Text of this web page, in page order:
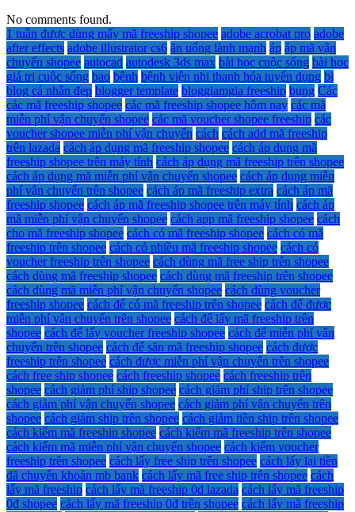
No comments found.
1 tuần được dùng mấy mã freeship shopee adobe acrobat pro adobe
after effects adobe illustrator cs6 ăn uống lành mạnh áp áp mã vận
chuyển shopee autocad autodesk 3ds max bài học cuộc sống bài học
giá trị cuộc sống bao bệnh bệnh viện nhi thanh hóa tuyển dụng bị
blog cá nhân đẹp blogger template bloggiamgia freeship bụng Các
các mã freeship shopee các mã freeship shopee hôm nay các mã
miễn phí vận chuyển shopee các mã voucher shopee freeship các
voucher shopee miễn phí vận chuyển cách cách add mã freeship
trên lazada cách áp dụng mã freeship shopee cách áp dụng mã
freeship shopee trên máy tính cách áp dụng mã freeship trên shopee
cách áp dụng mã miễn phí vận chuyển shopee cách áp dụng miễn
phí vận chuyển trên shopee cách áp mã freeship extra cách áp mã
freeship shopee cách áp mã freeship shopee trên máy tính cách áp
mã miễn phí vận chuyển shopee cách app mã freeship shopee cách
cho mã freeship shopee cách có mã freeship shopee cách có mã
freeship trên shopee cách có nhiều mã freeship shopee cách có
voucher freeship trên shopee cách dùng mã free ship trên shopee
cách dùng mã freeship shopee cách dùng mã freeship trên shopee
cách dùng mã miễn phí vận chuyển shopee cách dùng voucher
freeship shopee cách để có mã freeship trên shopee cách để được
miễn phí vận chuyển trên shopee cách để lấy mã freeship trên
shopee cách để lấy voucher freeship shopee cách để miễn phí vận
chuyển trên shopee cách để săn mã freeship shopee cách được
freeship trên shopee cách được miễn phí vận chuyển trên shopee
cách free ship shopee cách freeship shopee cách freeship trên
shopee cách giảm phí ship shopee cách giảm phí ship trên shopee
cách giảm phí vận chuyển shopee cách giảm phí vận chuyển trên
shopee cách giảm ship trên shopee cách giảm tiền ship trên shopee
cách kiếm mã freeship shopee cách kiếm mã freeship trên shopee
cách kiếm mã miễn phí vận chuyển shopee cách kiếm voucher
freeship trên shopee cách lấy free ship trên shopee cách lấy lại tiền
đã chuyển khoản mb bank cách lấy mã free ship trên shopee cách
lấy mã freeship cách lấy mã freeship 0đ lazada cách lấy mã freeship
0đ shopee cách lấy mã freeship 0đ trên shopee cách lấy mã freeship